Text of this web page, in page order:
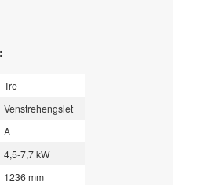
Tre
Venstrehengslet
A
4,5-7,7 kW
1236 mm